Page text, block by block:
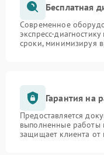
Бесплатная
Современное
экспресс-
сроки, минимизируя
Гарантия на
Предоставляется
выполненные работы
защищает клиента от